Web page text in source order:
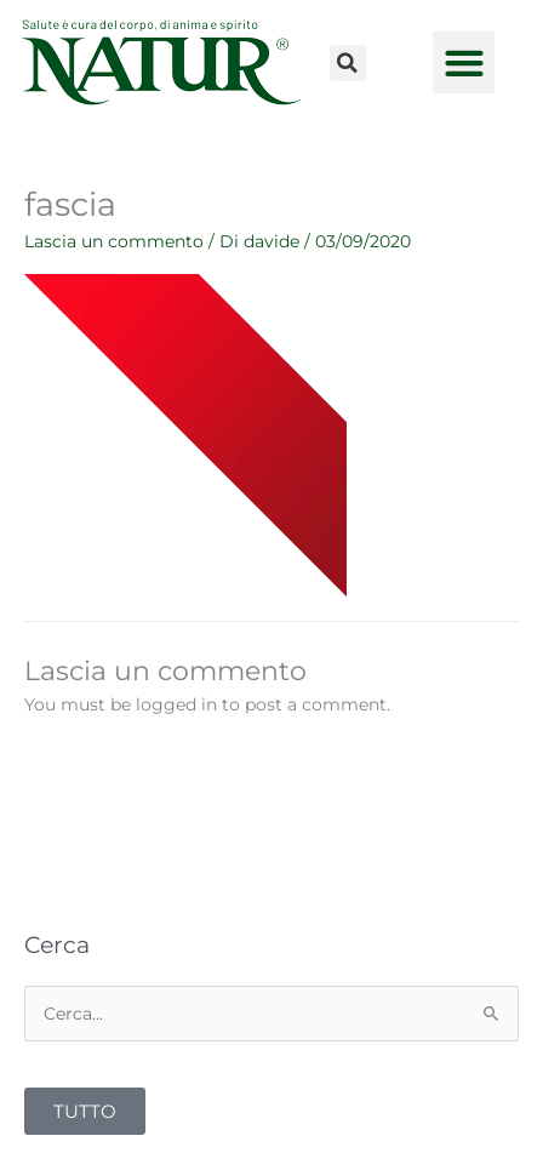
contenuto
fascia
Lascia un commento / Di davide / 03/09/2020
Lascia un commento
You must be logged in to post a comment.
Cerca
r
TUTTO